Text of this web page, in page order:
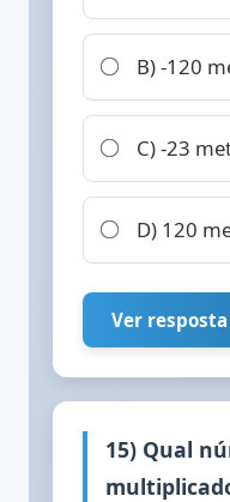
B) -120
C) -23
D) 120
Ver resposta
15) Qual